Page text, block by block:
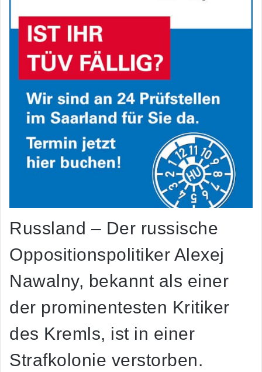
Russland – Der russische
Oppositionspolitiker Alexej
Nawalny, bekannt als einer
der prominentesten Kritiker
des Kremls, ist in einer
Strafkolonie verstorben.